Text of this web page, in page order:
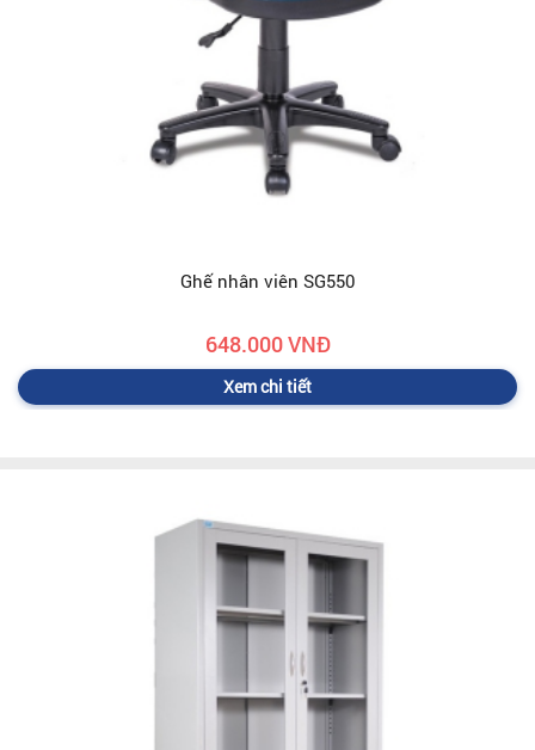
Ghế nhân viên SG550
648.000 VNĐ
Xem chi tiết